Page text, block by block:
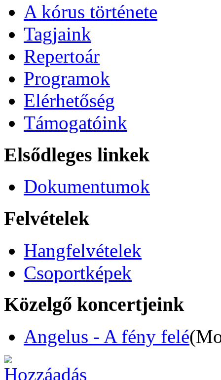
A kórus története
Tagjaink
Repertoár
Programok
Elérhetőség
Támogatóink
Elsődleges linkek
Dokumentumok
Felvételek
Hangfelvételek
Csoportképek
Közelgő koncertjeink
Angelus - A fény felé